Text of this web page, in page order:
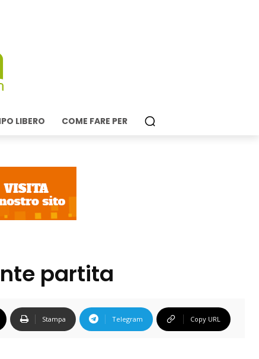
LIBERO COME FARE PER
partita
Stampa Telegram Copy URL